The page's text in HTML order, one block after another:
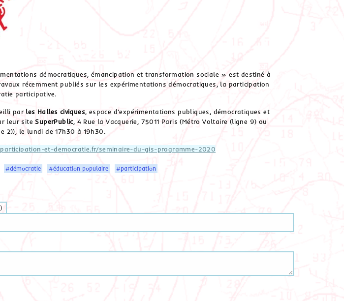
démocratiques, émancipation et transformation sociale » est destiné à
récemment publiés sur les expérimentations démocratiques, la participation
participative.
par les Halles civiques, espace d’expérimentations publiques, démocratiques et
leur site SuperPublic, 4 Rue la Vacquerie, 75011 Paris (Métro Voltaire (ligne 9) ou
2)), le lundi de 17h30 à 19h30.
et-democratie.fr/seminaire-du-gis-programme-2020
#démocratie #éducation populaire #participation